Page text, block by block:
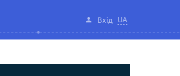
Вхід UA